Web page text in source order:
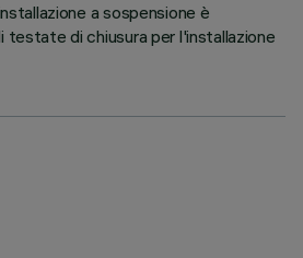
a sospensione è
testate di chiusura per l'installazione